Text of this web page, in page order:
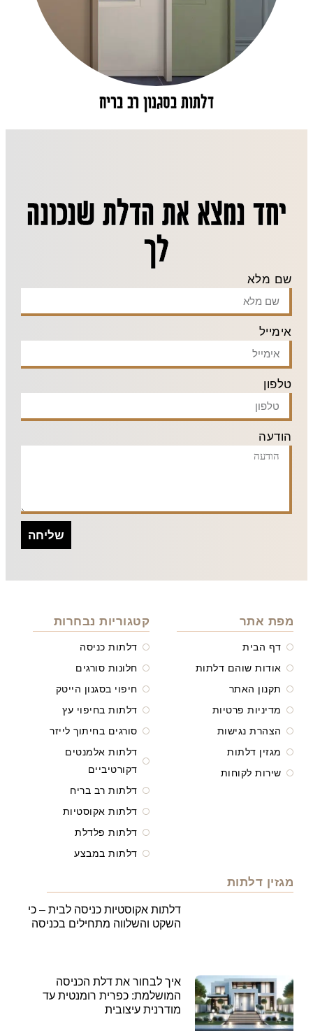
דלתות בסגנון רב בריח
יחד נמצא את הדלת שנכונה
לך
שם מלא
אימייל
טלפון
הודעה
שליחה
מפת אתר
דף הבית
אודות שוהם דלתות
תקנון האתר
מדיניות פרטיות
הצהרת נגישות
מגזין דלתות
שירות לקוחות
קטגוריות נבחרות
דלתות כניסה
חלונות סורגים
חיפוי בסגנון הייטק
דלתות בחיפוי עץ
סורגים בחיתוך לייזר
דלתות אלמנטים
דקורטיביים
דלתות רב בריח
דלתות אקוסטיות
דלתות פלדלת
דלתות במבצע
מגזין דלתות
דלתות אקוסטיות כניסה לבית – כי
השקט והשלווה מתחילים בכניסה
איך לבחור את דלת הכניסה
המושלמת: כפרית רומנטית עד
מודרנית עיצובית